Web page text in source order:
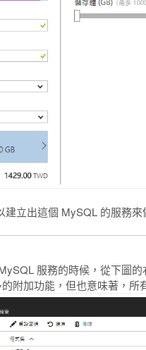
立出這個 MySQL 的服務來
服務的時候，從下圖
附加功能，但也意味著，所